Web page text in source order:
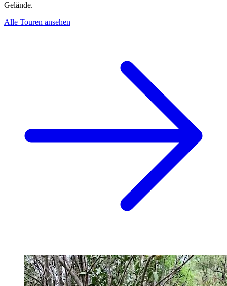
Gelände.
Alle Touren ansehen